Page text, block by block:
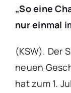
„So eine
nur einmal
(KSW). Der
neuen
hat zum 1.